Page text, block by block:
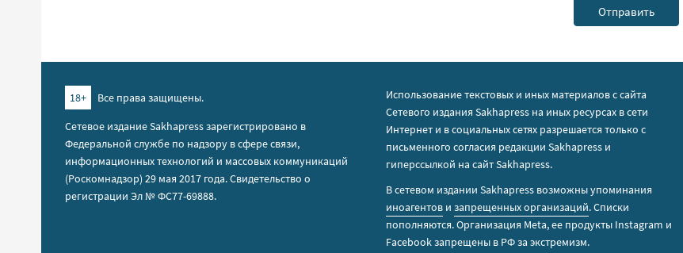
18+
Все права защищены.
Сетевое издание Sakhapress зарегистрировано в
Федеральной службе по надзору в сфере связи,
информационных технологий и массовых коммуникаций
(Роскомнадзор) 29 мая 2017 года. Свидетельство о
регистрации Эл № ФС77-69888.
Использование текстовых и иных материалов с сайта
Сетевого издания Sakhapress на иных ресурсах в сети
Интернет и в социальных сетях разрешается только с
письменного согласия редакции Sakhapress и
гиперссылкой на сайт Sakhapress.
В сетевом издании Sakhapress возможны упоминания
иноагентов изапрещенных организаций. Списки
пополняются. Организация Metа, ее продукты Instagram и
Facebook запрещены в РФ за экстремизм.